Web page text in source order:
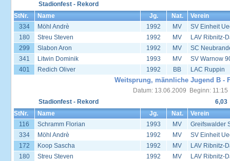
Stadionfest - Rekord
StNr.
Name Jg. Nat.
Verein
334
Möhl Andrè 1992 MV
SV Einheit
180
Streu Steven 1992 MV
LAV Ribnitz-
299
Slabon Aron 1992 MV
SC
341
Litwin Dominik 1993 MV
SV Warnow
401
Redich Oliver 1992 BB LAC Ruppin
Weitsprung, männliche Jugend B -
Datum: 13.06.2009 Beginn: 11:15
Stadionfest - Rekord
6,03
StNr.
Name Jg. Nat.
Verein
116
Schramm Florian 1993 MV
Greifswalder
334
Möhl Andrè 1992 MV
SV Einheit
172
Koop Sascha 1992 MV
LAV Ribnitz-
180
Streu Steven 1992 MV
LAV Ribnitz-